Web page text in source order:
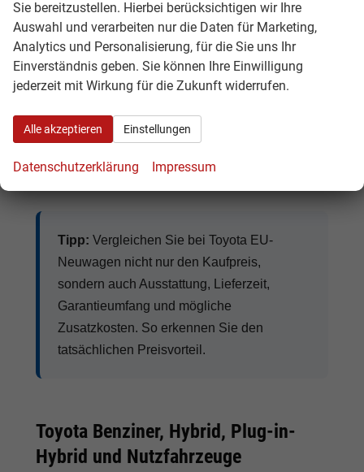
Fahrzeugdokumente.
Häufig gefragte Ausstattungen sindLED-
Scheinwerfer, Automatik, Rückfahrkamera,
Navigationssystem, Sitzheizung,
Klimaautomatik, digitales Cockpit, Apple
CarPlay, Android Auto, Abstandstempomat,
Assistenzsysteme.
Tipp: Vergleichen Sie bei Toyota EU-
Neuwagen nicht nur den Kaufpreis,
sondern auch Ausstattung, Lieferzeit,
Garantieumfang und mögliche
Zusatzkosten. So erkennen Sie den
tatsächlichen Preisvorteil.
Toyota Benziner, Hybrid, Plug-in-
Hybrid und Nutzfahrzeuge
Sie bereitzustellen. Hierbei berücksichtigen wir Ihre
Auswahl und verarbeiten nur die Daten für Marketing,
Analytics und Personalisierung, für die Sie uns Ihr
Einverständnis geben. Sie können Ihre Einwilligung
jederzeit mit Wirkung für die Zukunft widerrufen.
Alle akzeptieren Einstellungen
Datenschutzerklärung Impressum